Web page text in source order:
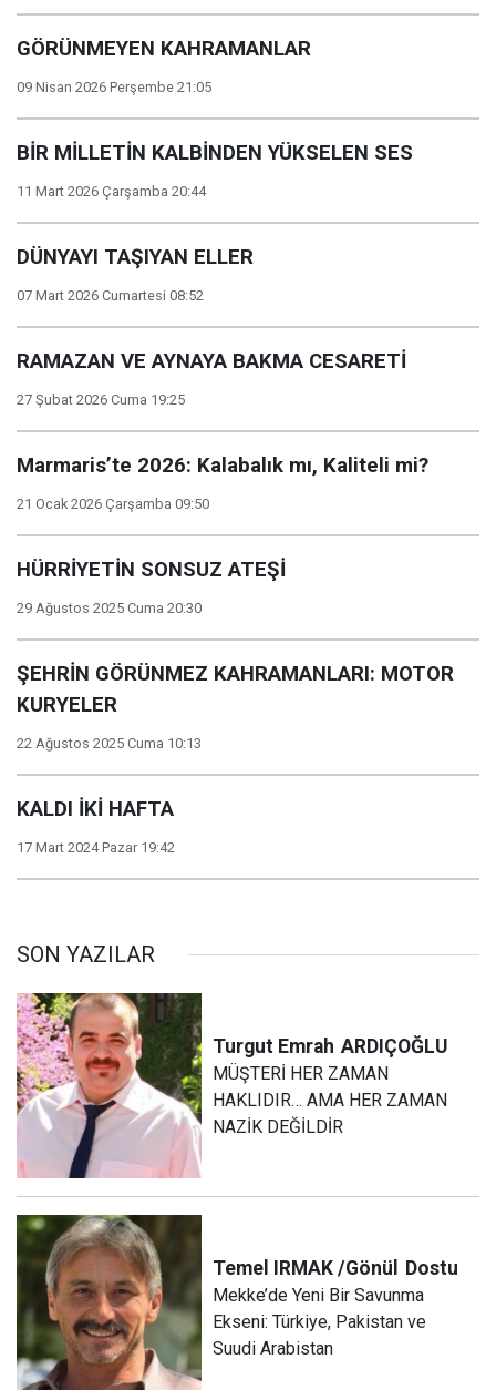
GÖRÜNMEYEN KAHRAMANLAR
09 Nisan 2026 Perşembe 21:05
BİR MİLLETİN KALBİNDEN YÜKSELEN SES
11 Mart 2026 Çarşamba 20:44
DÜNYAYI TAŞIYAN ELLER
07 Mart 2026 Cumartesi 08:52
RAMAZAN VE AYNAYA BAKMA CESARETİ
27 Şubat 2026 Cuma 19:25
Marmaris’te 2026: Kalabalık mı, Kaliteli mi?
21 Ocak 2026 Çarşamba 09:50
HÜRRİYETİN SONSUZ ATEŞİ
29 Ağustos 2025 Cuma 20:30
ŞEHRİN GÖRÜNMEZ KAHRAMANLARI: MOTOR
KURYELER
22 Ağustos 2025 Cuma 10:13
KALDI İKİ HAFTA
17 Mart 2024 Pazar 19:42
SON YAZILAR
Turgut Emrah ARDIÇOĞLU
MÜŞTERİ HER ZAMAN
HAKLIDIR… AMA HER ZAMAN
NAZİK DEĞİLDİR
Temel IRMAK /Gönül Dostu
Mekke’de Yeni Bir Savunma
Ekseni: Türkiye, Pakistan ve
Suudi Arabistan